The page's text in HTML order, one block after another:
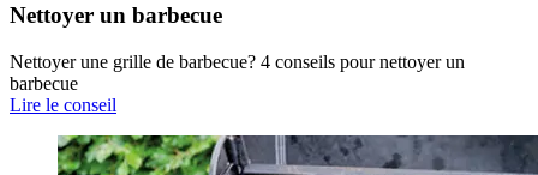
Nettoyer un barbecue
Nettoyer une grille de barbecue? 4 conseils pour nettoyer un
barbecue
Lire le conseil